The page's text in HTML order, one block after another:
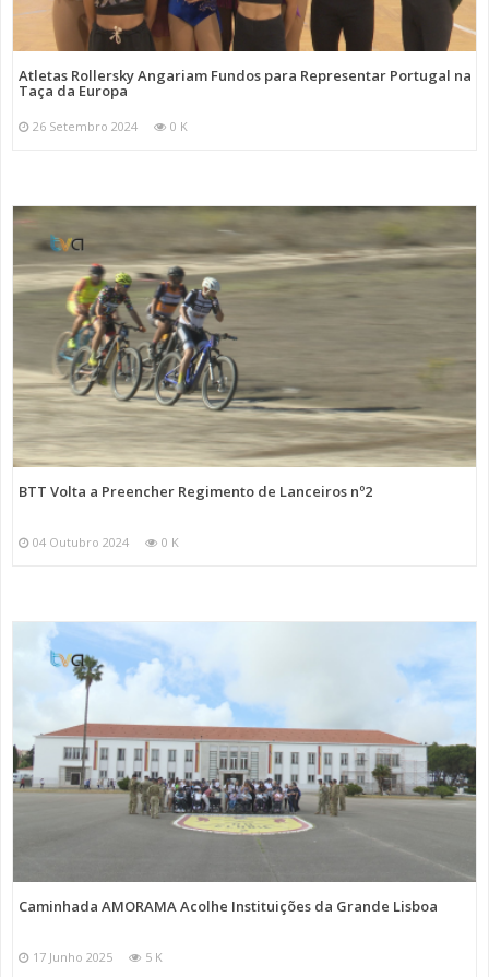
Atletas Rollersky Angariam Fundos para Representar Portugal na
Taça da Europa
26 Setembro 2024 0 K
BTT Volta a Preencher Regimento de Lanceiros nº2
04 Outubro 2024 0 K
Caminhada AMORAMA Acolhe Instituições da Grande Lisboa
17 Junho 2025 5 K